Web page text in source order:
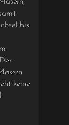
bis
keine